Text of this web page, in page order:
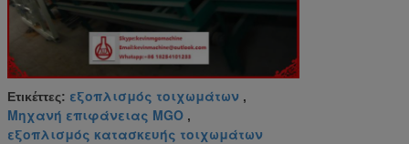
Ετικέττες: εξοπλισμός τοιχωμάτων ,
Μηχανή επιφάνειας MGO ,
εξοπλισμός κατασκευής τοιχωμάτων